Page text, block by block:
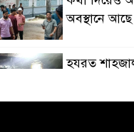
অবস্থানে আছে
হযরত